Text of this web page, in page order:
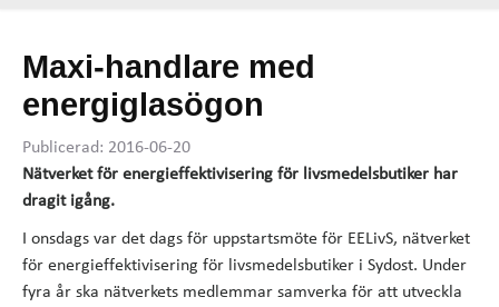
Maxi-handlare med
energiglasögon
Publicerad: 2016-06-20
Nätverket för energieffektivisering för livsmedelsbutiker har
dragit igång.
I onsdags var det dags för uppstartsmöte för EELivS, nätverket
för energieffektivisering för livsmedelsbutiker i Sydost. Under
fyra år ska nätverkets medlemmar samverka för att utveckla